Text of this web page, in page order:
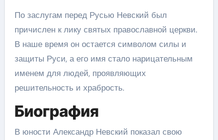
По заслугам перед Русью Невский был
причислен к лику святых православной церкви.
В наше время он остается символом силы и
защиты Руси, а его имя стало нарицательным
именем для людей, проявляющих
решительность и храбрость.
Биография
В юности Александр Невский показал свою